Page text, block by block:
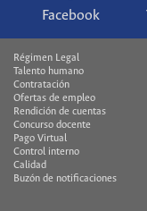
Facebook
Régimen Legal
Talento humano
Contratación
Ofertas de empleo
Rendición de cuentas
Concurso docente
Pago Virtual
Control interno
Calidad
Buzón de notificaciones